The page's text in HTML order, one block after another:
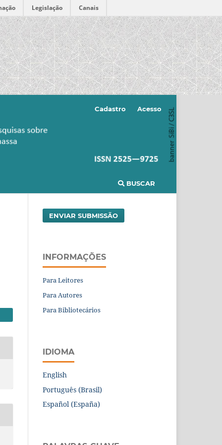
Legislação Canais
BUSCAR
Cadastro Acesso
ENVIAR SUBMISSÃO
INFORMAÇÕES
Para Leitores
Para Autores
Para Bibliotecários
IDIOMA
English
Português (Brasil)
Español (España)